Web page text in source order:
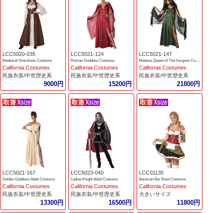
LCC5020-035
Medieval Overdress Costume
California Costumes
民族衣装/中世歴史系
9000円
LCC5021-124
Roman Goddess Costume
California Costumes
民族衣装/中世歴史系
15200円
LCC5021-147
Medusa Queen of The Gorgons Costume
California Costumes
民族衣装/中世歴史系
21800円
LCC5021-167
Golden Goddess Adult Costume
California Costumes
民族衣装/中世歴史系
13300円
LCC5023-040
Ladies Knight Adult Costume
California Costumes
民族衣装/中世歴史系
16500円
LCC01135
Bavarian Bar Maid Costume
California Costumes
大きいサイズ
11800円